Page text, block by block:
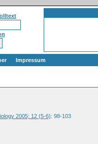
Impressum
2005; 12 (5-6): 98-103